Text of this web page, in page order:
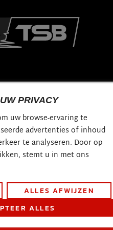
PRIVACY
uw browse-ervaring te
advertenties of inhoud
te analyseren. Door op
stemt u in met ons
ALLES AFWIJZEN
ALLES
CONTACT
Constructieweg 2